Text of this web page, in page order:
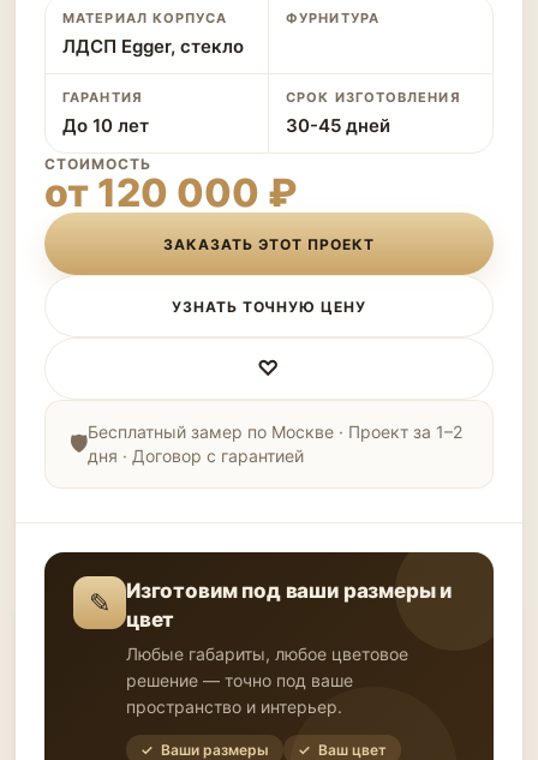
МАТЕРИАЛ КОРПУСА
ЛДСП Egger, стекло
ФУРНИТУРА
ГАРАНТИЯ
До 10 лет
СРОК ИЗГОТОВЛЕНИЯ
30-45 дней
СТОИМОСТЬ
от 120 000 ₽
ЗАКАЗАТЬ ЭТОТ ПРОЕКТ
УЗНАТЬ ТОЧНУЮ ЦЕНУ
♡
Бесплатный замер по Москве · Проект за 1–2
дня · Договор с гарантией
✎
Изготовим под ваши размеры и
цвет
Любые габариты, любое цветовое
решение — точно под ваше
пространство и интерьер.
✓ Ваши размеры
✓ Ваш цвет